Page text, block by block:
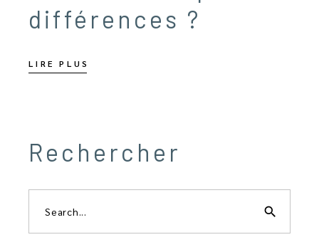
différences ?
LIRE PLUS
Rechercher
Search
search